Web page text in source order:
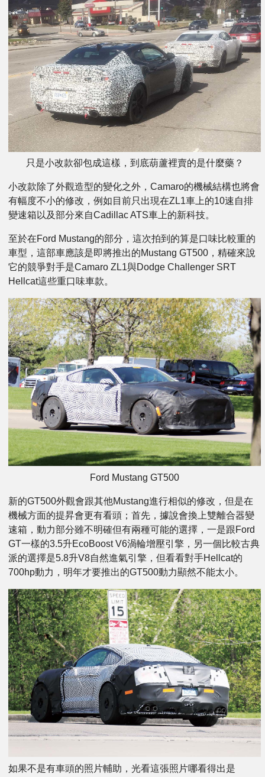
只是小改款卻包成這樣，到底葫蘆裡賣的是什麼藥？
小改款除了外觀造型的變化之外，Camaro的機械結構也將會
有幅度不小的修改，例如目前只出現在ZL1車上的10速自排
變速箱以及部分來自Cadillac ATS車上的新科技。
至於在Ford Mustang的部分，這次拍到的算是口味比較重的
車型，這部車應該是即將推出的Mustang GT500，精確來說
它的競爭對手是Camaro ZL1與Dodge Challenger SRT
Hellcat這些重口味車款。
Ford Mustang GT500
新的GT500外觀會跟其他Mustang進行相似的修改，但是在
機械方面的提昇會更有看頭；首先，據說會換上雙離合器變
速箱，動力部分雖不明確但有兩種可能的選擇，一是跟Ford
GT一樣的3.5升EcoBoost V6渦輪增壓引擎，另一個比較古典
派的選擇是5.8升V8自然進氣引擎，但看看對手Hellcat的
700hp動力，明年才要推出的GT500動力顯然不能太小。
如果不是有車頭的照片輔助，光看這張照片哪看得出是